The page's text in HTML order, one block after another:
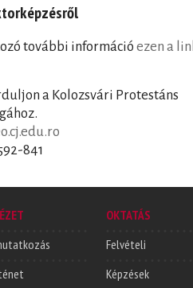
további információ ezen a
a Kolozsvári Protestáns
841
OKTATÁS
Felvételi
Képzések